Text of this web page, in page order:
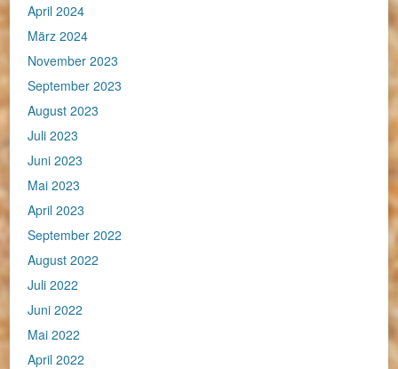
April 2024
März 2024
November 2023
September 2023
August 2023
Juli 2023
Juni 2023
Mai 2023
April 2023
September 2022
August 2022
Juli 2022
Juni 2022
Mai 2022
April 2022